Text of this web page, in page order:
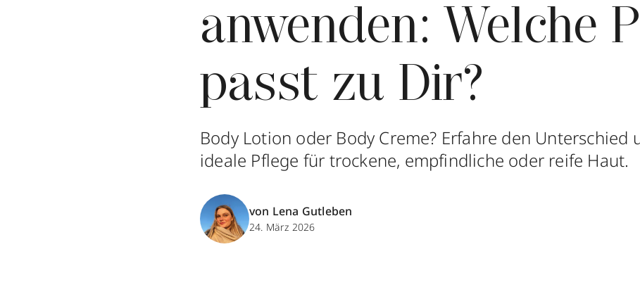
anwenden: Welche
passt zu Dir?
Body Lotion oder Body Creme? Erfahre den Unterschied
ideale Pflege für trockene, empfindliche oder reife Haut.
von Lena Gutleben
24. März 2026